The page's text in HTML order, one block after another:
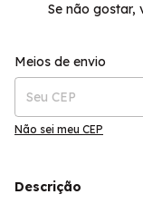
Se não gostar,
Entregas para o CEP:
Meios de envio
Não sei meu CEP
Descrição